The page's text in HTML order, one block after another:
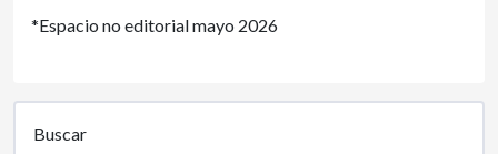
*Espacio no editorial mayo 2026
Buscar